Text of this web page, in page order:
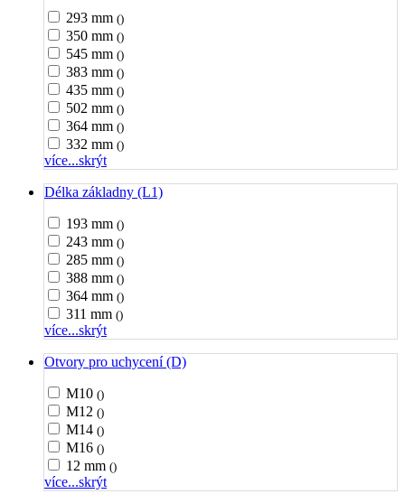
293 mm ()
350 mm ()
545 mm ()
383 mm ()
435 mm ()
502 mm ()
364 mm ()
332 mm ()
více...skrýt
Délka základny (L1)
193 mm ()
243 mm ()
285 mm ()
388 mm ()
364 mm ()
311 mm ()
více...skrýt
Otvory pro uchycení (D)
M10 ()
M12 ()
M14 ()
M16 ()
12 mm ()
více...skrýt